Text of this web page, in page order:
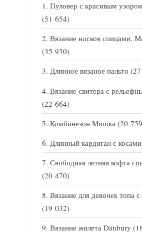
Пуловер с красивым
(51 654)
Вязание носков спицами.
(35 930)
Длинное вязаное пальто
Вязание свитера с
(22 664)
Комбинезон Мишка (20
Длинный кардиган с косами
Свободная летняя кофта
(20 470)
Вязание для девочек топа
(19 032)
Вязание жилета Danbury